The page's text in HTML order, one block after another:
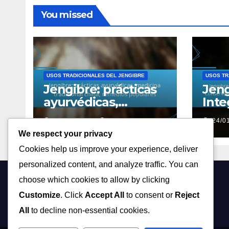
You missed
USOS TRADICIONALES DEL JENGIBRE
Jengibre: prácticas
ayurvédicas,
medicina tradicional
china, remedios
populares
24/01/2026 ELENA VOSS
USOS
24/
ateneagrupogid.org
We respect your privacy
Cookies help us improve your experience, deliver
personalized content, and analyze traffic. You can
choose which cookies to allow by clicking
Customize. Click Accept All to consent or Reject
All
to decline non-essential cookies.